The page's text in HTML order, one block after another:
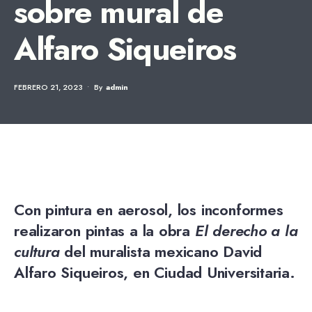
sobre mural de
Alfaro Siqueiros
FEBRERO 21, 2023 • By Admin
Con pintura en aerosol, los inconformes
realizaron pintas a la obra El derecho a la
culturadel muralista mexicano David
Alfaro Siqueiros, en Ciudad Universitaria.